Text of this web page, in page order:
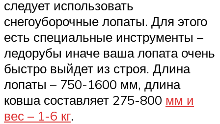
следует использовать
снегоуборочные лопаты. Для этого
есть специальные инструменты –
ледорубы иначе ваша лопата очень
быстро выйдет из строя. Длина
лопаты – 750-1600 мм, длина
ковша составляет 275-800 мм и
вес – 1-6 кг.